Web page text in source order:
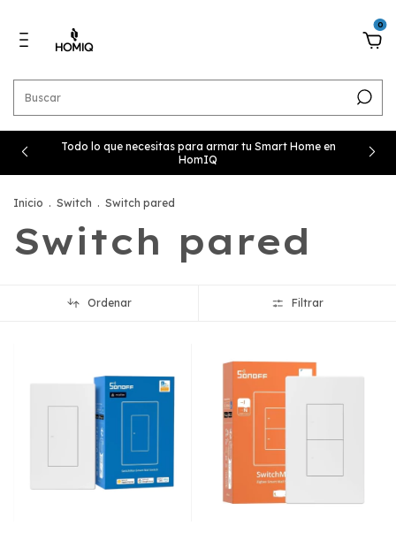
0
Todo lo que necesitas para armar tu Smart Home en
HomIQ
Inicio . Switch . Switch pared
Switch pared
Ordenar Filtrar